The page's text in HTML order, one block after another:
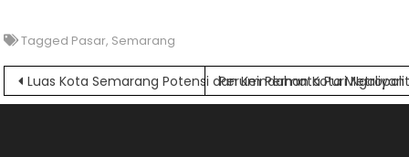
Tagged Pasar, Semarang
Navigasi
Luas Kota Semarang Potensi dan Keindahan Kota
Perum Permata Puri